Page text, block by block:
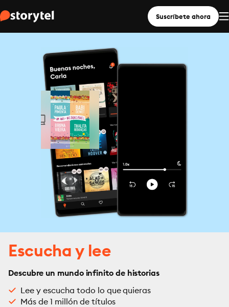
Suscríbete ahora
Escucha y lee
Descubre un mundo infinito de historias
Lee y escucha todo lo que quieras
Más de 1 millón de títulos